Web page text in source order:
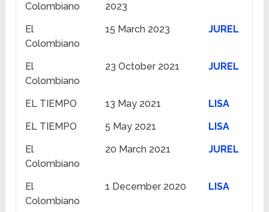
Colombiano
2023
El
Colombiano
15 March 2023 JUREL
El
Colombiano
23 October 2021 JUREL
EL TIEMPO 13 May 2021
LISA
EL TIEMPO
5 May 2021
LISA
El
Colombiano
20 March 2021 JUREL
El
Colombiano
1 December 2020 LISA